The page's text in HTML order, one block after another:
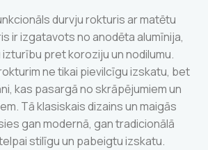
durvju rokturis ar matētu
ir izgatavots no anodēta alumīnija,
pret koroziju un nodilumu.
ne tikai pievilcīgu izskatu, bet
kas pasargā no skrāpējumiem un
Tā klasiskais dizains un maigās
gan modernā, gan tradicionālā
stilīgu un pabeigtu izskatu.